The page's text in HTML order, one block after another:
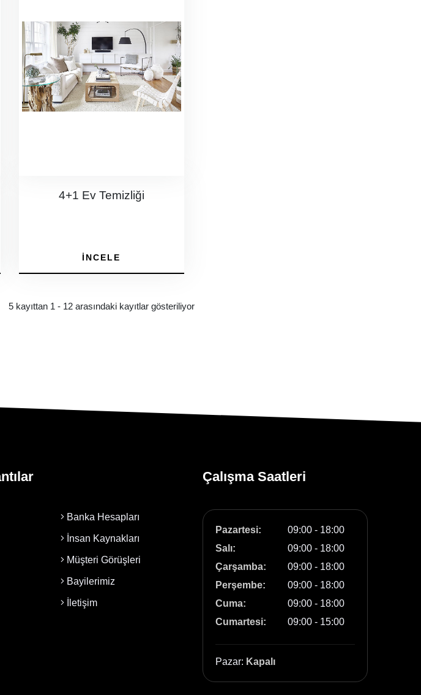
4+1 Ev Temizliği
İNCELE
5 kayıttan 1 - 12 arasındaki kayıtlar gösteriliyor
Banka Hesapları
İnsan Kaynakları
Müşteri Görüşleri
Bayilerimiz
İletişim
Çalışma Saatleri
Pazartesi:
09:00 - 18:00
Salı:
09:00 - 18:00
Çarşamba:
09:00 - 18:00
Perşembe:
09:00 - 18:00
Cuma:
09:00 - 18:00
Cumartesi:
09:00 - 15:00
Pazar: Kapalı